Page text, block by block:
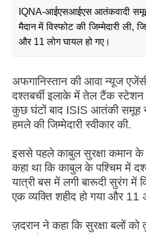
IQNA-आईएसआईएस आतंकवादी
मैदान में विस्फोट की जिम्मेदारी ली,
और 11 लोग घायल हो गए।
अफगानिस्तान की आवा न्यूज
दश्तबर्ची इलाके में तेल टैंक
कुछ घंटों बाद ISIS आतंकी समूह
हमले की जिम्मेदारी स्वीकार की.
इससे पहले काबुल सुरक्षा कमान के
कहा था कि काबुल के पश्चिम में
यात्री बस में लगी बारूदी सुरंग में
एक व्यक्ति शहीद हो गया और 11
ज़दरान ने कहा कि सुरक्षा बलों